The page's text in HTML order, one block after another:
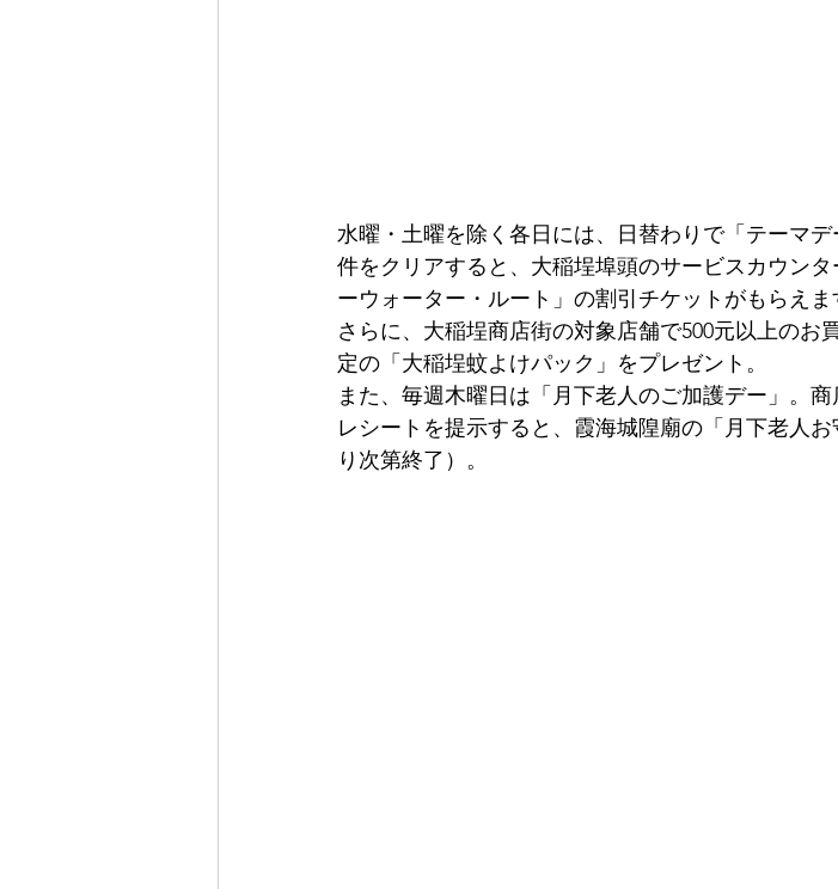
水曜・土曜を除く各日には、日替わりで「テーマ
件をクリアすると、大稲埕埠頭のサービスカウン
ーウォーター・ルート」の割引チケットがもらえま
さらに、大稲埕商店街の対象店舗で500元以上のお
定の「大稲埕蚊よけパック」をプレゼント。
また、毎週木曜日は「月下老人のご加護デー」。
レシートを提示すると、霞海城隍廟の「月下老人
り次第終了）。